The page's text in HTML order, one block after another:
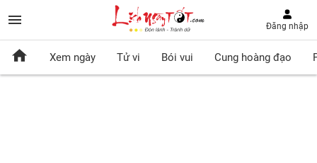
Đăng nhập
Xem ngày Tử vi Bói vui Cung hoàng đạo